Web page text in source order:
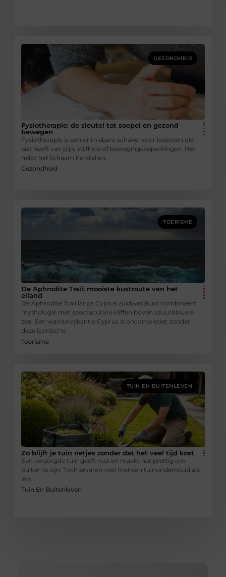
GEZONDHEID
Fysiotherapie: de sleutel tot soepel en gezond
bewegen
Fysiotherapie is een onmisbare schakel voor iedereen die
last heeft van pijn, stijfheid of bewegingsbeperkingen. Het
helpt het lichaam herstellen,
Gezondheid
TOERISME
De Aphrodite Trail: mooiste kustroute van het
eiland
De Aphrodite Trail langs Cyprus zuidwestkust combineert
mythologie met spectaculaire kliffen boven azuurblauwe
zee. Een wandelvakantie Cyprus is oncompletiet zonder
deze iconische
Toerisme
TUIN EN BUITENLEVEN
Zo blijft je tuin netjes zonder dat het veel tijd kost
Een verzorgde tuin geeft rust en maakt het prettig om
buiten te zijn. Toch ervaren veel mensen tuinonderhoud als
iets
Tuin En Buitenleven